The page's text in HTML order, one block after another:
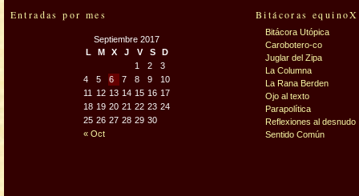
Entradas por mes
Septiembre 2017
L
M X J V S D
« Oct
1 2
3
4
5 6 7 8 9
10
11
12 13 14 15 16 17
18 19 20 21 22 23 24
25 26 27 28 29 30
Bitácoras
Bitácora Utópica
Carobotero-co
Juglar del Zipa
La Columna
La Rana Berden
Ojo al texto
Parapolítica
Reflexiones al desnudo
Sentido Común